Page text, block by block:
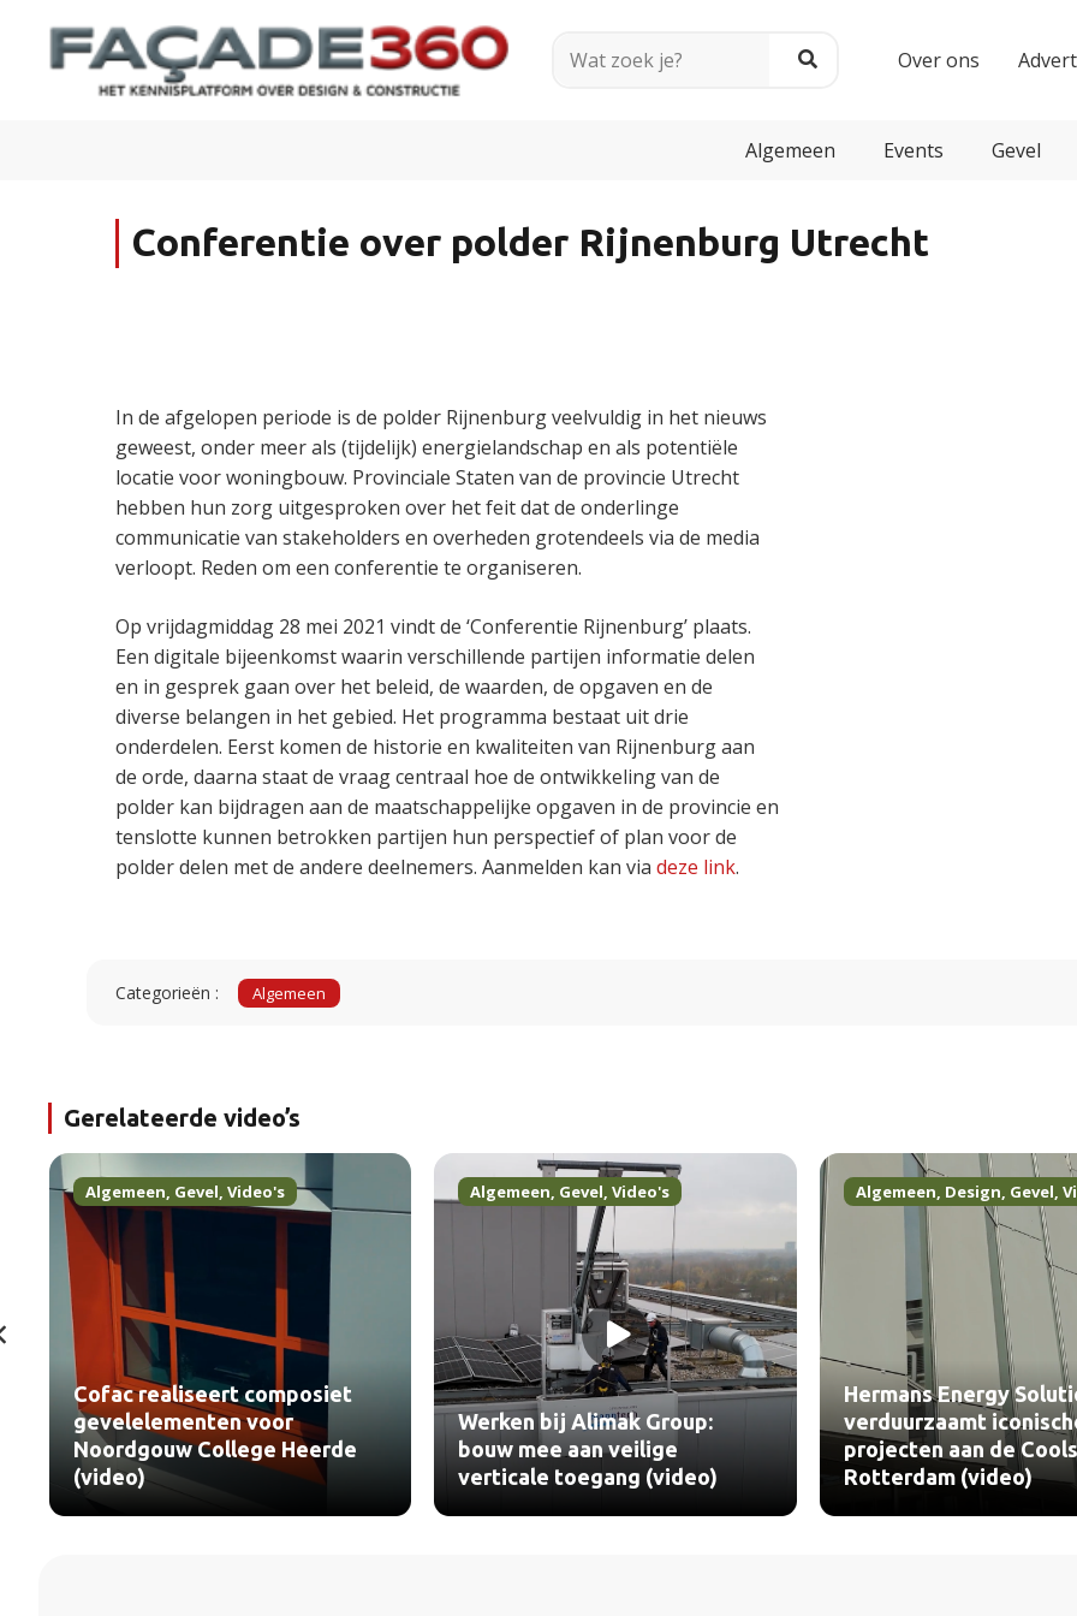
Over ons
Algemeen Events Gevel
Conferentie over polder Rijnenburg Utrecht
In de afgelopen periode is de polder Rijnenburg veelvuldig in het nieuws
geweest, onder meer als (tijdelijk) energielandschap en als potentiële
locatie voor woningbouw. Provinciale Staten van de provincie Utrecht
hebben hun zorg uitgesproken over het feit dat de onderlinge
communicatie van stakeholders en overheden grotendeels via de media
verloopt. Reden om een conferentie te organiseren.
Op vrijdagmiddag 28 mei 2021 vindt de ‘Conferentie Rijnenburg’ plaats.
Een digitale bijeenkomst waarin verschillende partijen informatie delen
en in gesprek gaan over het beleid, de waarden, de opgaven en de
diverse belangen in het gebied. Het programma bestaat uit drie
onderdelen. Eerst komen de historie en kwaliteiten van Rijnenburg aan
de orde, daarna staat de vraag centraal hoe de ontwikkeling van de
polder kan bijdragen aan de maatschappelijke opgaven in de provincie en
tenslotte kunnen betrokken partijen hun perspectief of plan voor de
polder delen met de andere deelnemers. Aanmelden kan via deze link.
Categorieën : Algemeen
Gerelateerde video’s
Algemeen, Gevel, Video's
Cofac realiseert composiet
gevelelementen voor
Noordgouw College Heerde
(video)
Algemeen, Gevel,Video's
Werken bij Alimak Group:
bouw mee aan veilige
verticale toegang (video)
Algemeen, Design, Gevel,
Hermans Energy
verduurzaamt
projecten aan de
Rotterdam (video)